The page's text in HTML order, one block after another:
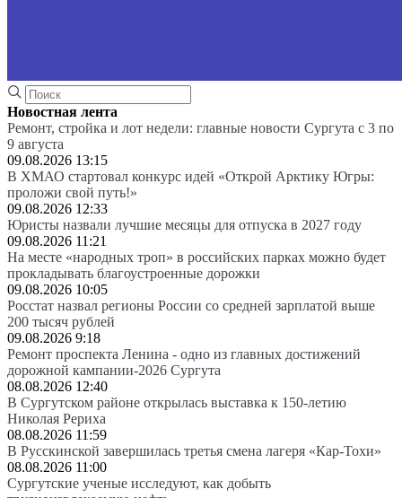
Новостная лента
Ремонт, стройка и лот недели: главные новости Сургута с 3 по
9 августа
09.08.2026 13:15
В ХМАО стартовал конкурс идей «Открой Арктику Югры:
проложи свой путь!»
09.08.2026 12:33
Юристы назвали лучшие месяцы для отпуска в 2027 году
09.08.2026 11:21
На месте «народных троп» в российских парках можно будет
прокладывать благоустроенные дорожки
09.08.2026 10:05
Росстат назвал регионы России со средней зарплатой выше
200 тысяч рублей
09.08.2026 9:18
Ремонт проспекта Ленина - одно из главных достижений
дорожной кампании-2026 Сургута
08.08.2026 12:40
В Сургутском районе открылась выставка к 150-летию
Николая Рериха
08.08.2026 11:59
В Русскинской завершилась третья смена лагеря «Кар-Тохи»
08.08.2026 11:00
Сургутские ученые исследуют, как добыть